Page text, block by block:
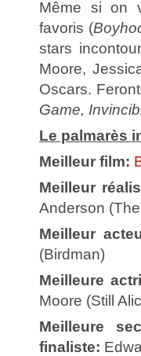
Même si on
favoris (
stars
Moore,
Oscars.
Game,
Le palmarès
Meilleur film:
Meilleur
Anderson
Meilleur
(Birdman)
Meilleure
Moore (Still
Meilleure
finaliste: